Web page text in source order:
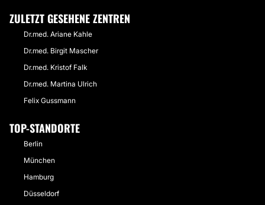
ZULETZT GESEHENE ZENTREN
Dr.med. Ariane Kahle
Dr.med. Birgit Mascher
Dr.med. Kristof Falk
Dr.med. Martina Ulrich
Felix Gussmann
TOP-STANDORTE
Berlin
München
Hamburg
Düsseldorf